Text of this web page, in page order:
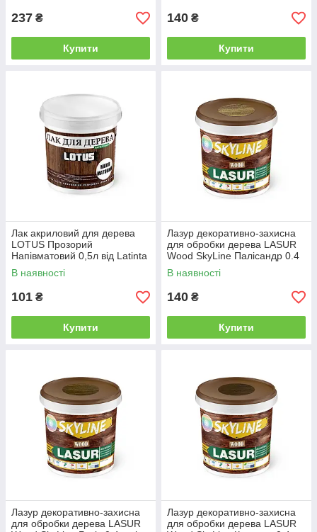
237 ₴
Купити
140 ₴
Купити
Лак акриловий для дерева
LOTUS Прозорий
Напівматовий 0,5л від Latinta
В наявності
101 ₴
Купити
Лазур декоративно-захисна
для обробки дерева LASUR
Wood SkyLine Палісандр 0.4
л від Latinta
В наявності
140 ₴
Купити
Лазур декоративно-захисна
для обробки дерева LASUR
Лазур декоративно-захисна
для обробки дерева LASUR